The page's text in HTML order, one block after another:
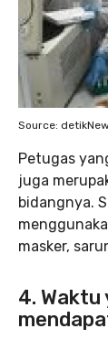
Source:
Petugas
juga
bidangnya.
masker,
4.